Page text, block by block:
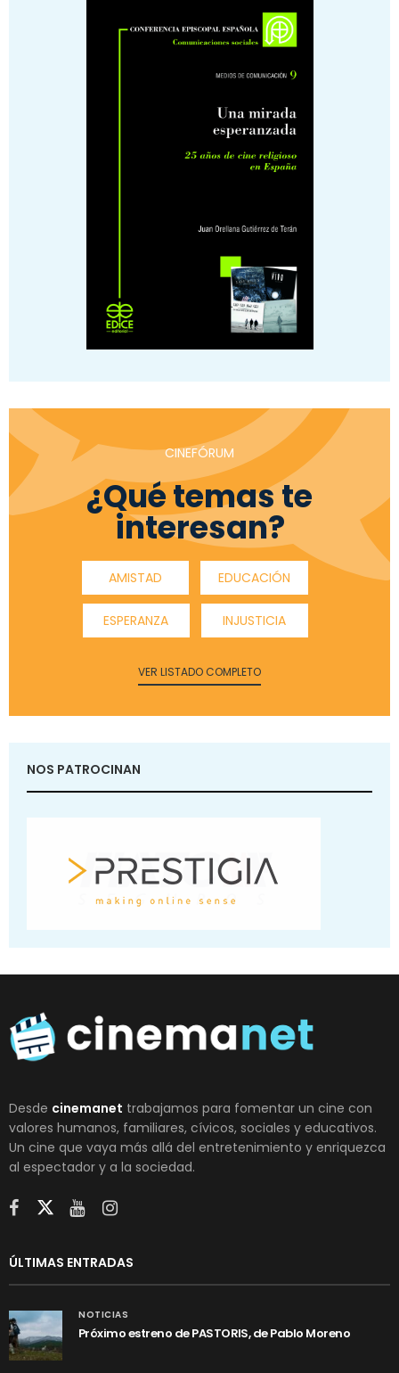
CINEFÓRUM
¿Qué temas te
interesan?
AMISTAD EDUCACIÓN
ESPERANZA INJUSTICIA
VER LISTADO COMPLETO
NOS PATROCINAN
Desde cinemanet trabajamos para fomentar un cine con
valores humanos, familiares, cívicos, sociales y educativos.
Un cine que vaya más allá del entretenimiento y enriquezca
al espectador y a la sociedad.
ÚLTIMAS ENTRADAS
NOTICIAS
Próximo estreno de PASTORIS, de Pablo Moreno